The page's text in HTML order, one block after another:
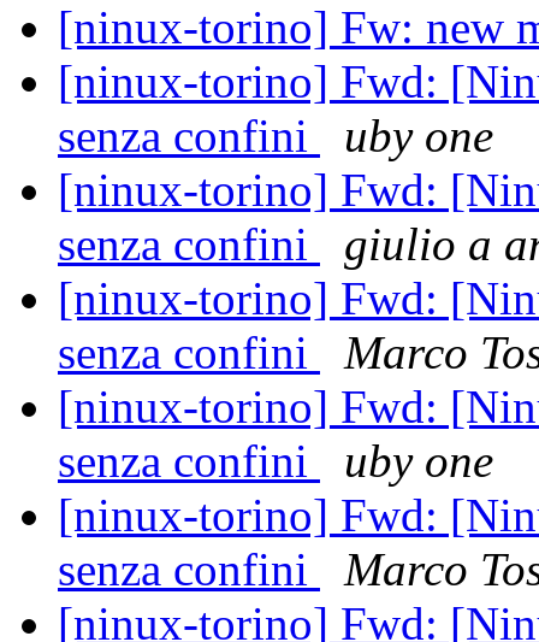
[ninux-torino] Fw: new
[ninux-torino] Fwd:
senza confini
uby one
[ninux-torino] Fwd:
senza confini
giulio a
[ninux-torino] Fwd:
senza confini
Marco
[ninux-torino] Fwd:
senza confini
uby one
[ninux-torino] Fwd:
senza confini
Marco
[ninux-torino] Fwd: